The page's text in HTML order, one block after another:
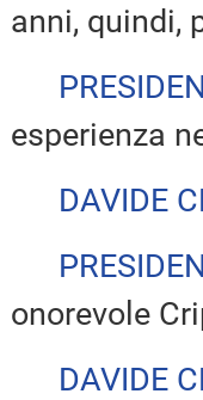
anni, quindi,
esperienza
DAVIDE
onorevole
DAVIDE